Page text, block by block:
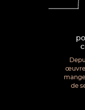
œuvre
de